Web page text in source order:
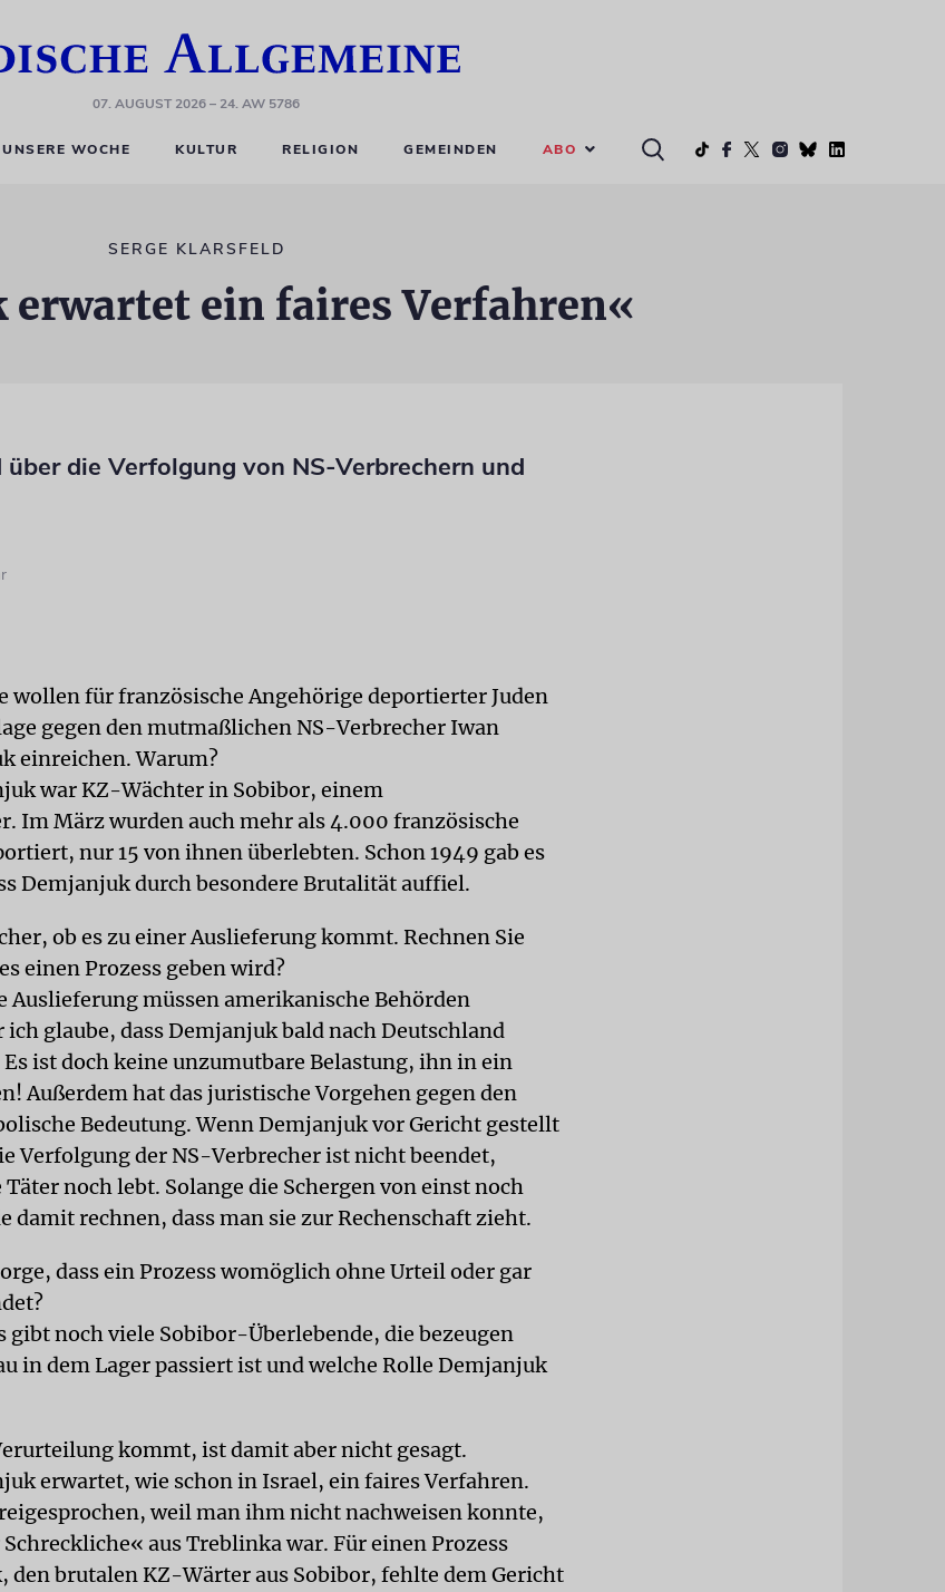
07. AUGUST 2026– 24. AW 5786
UNSERE WOCHE KULTUR RELIGION GEMEINDEN ABO
SERGE KLARSFELD
erwartet ein faires Verfahren«
über die Verfolgung von NS-Verbrechern und
wollen für französische Angehörige deportierter Juden
gegen den mutmaßlichen NS-Verbrecher Iwan
einreichen. Warum?
war KZ-Wächter in Sobibor, einem
Im März wurden auch mehr als 4.000 französische
nur 15 von ihnen überlebten. Schon 1949 gab es
Demjanjuk durch besondere Brutalität auffiel.
ob es zu einer Auslieferung kommt. Rechnen Sie
einen Prozess geben wird?
Auslieferung müssen amerikanische Behörden
ich glaube, dass Demjanjuk bald nach Deutschland
ist doch keine unzumutbare Belastung, ihn in ein
Außerdem hat das juristische Vorgehen gegen den
Bedeutung. Wenn Demjanjuk vor Gericht gestellt
Verfolgung der NS-Verbrecher ist nicht beendet,
noch lebt. Solange die Schergen von einst noch
damit rechnen, dass man sie zur Rechenschaft zieht.
dass ein Prozess womöglich ohne Urteil oder gar
gibt noch viele Sobibor-Überlebende, die bezeugen
in dem Lager passiert ist und welche Rolle Demjanjuk
kommt, ist damit aber nicht gesagt.
erwartet, wie schon in Israel, ein faires Verfahren.
weil man ihm nicht nachweisen konnte,
aus Treblinka war. Für einen Prozess
den brutalen KZ-Wärter aus Sobibor, fehlte dem Gericht